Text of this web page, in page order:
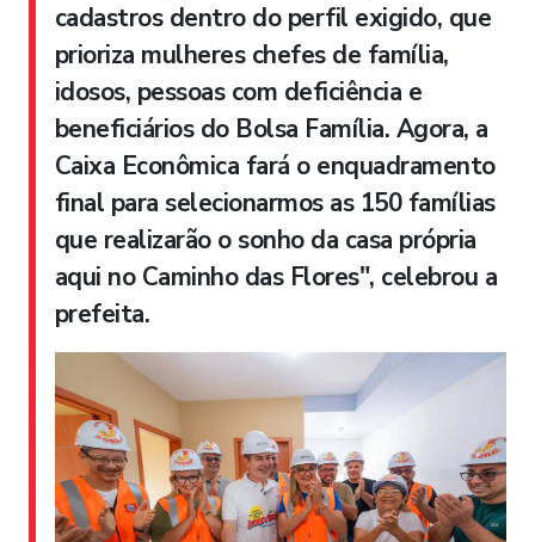
cadastros dentro do perfil exigido, que
prioriza mulheres chefes de família,
idosos, pessoas com deficiência e
beneficiários do Bolsa Família. Agora, a
Caixa Econômica fará o enquadramento
final para selecionarmos as 150 famílias
que realizarão o sonho da casa própria
aqui no Caminho das Flores", celebrou a
prefeita.